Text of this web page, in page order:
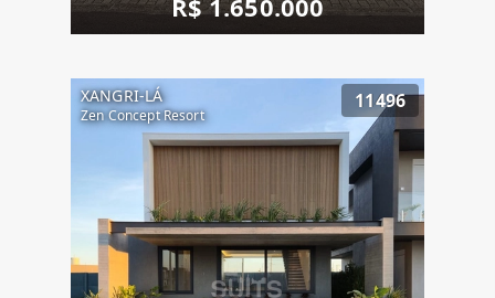
XANGRI-LÁ
Zen Concept Resort
11496